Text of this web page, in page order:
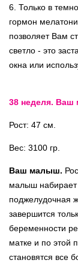
6. Только в
гормон
позволяет Вам
светло - это
окна или
38 неделя.
Рост: 47 см.
Вес: 3100 гр.
Ваш малыш.
малыш набирает
поджелудочная
завершится
беременности
матке и по этой
становятся все